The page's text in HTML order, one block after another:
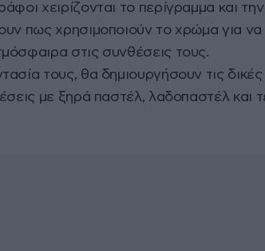
χειρίζονται το περίγραμμα και
πως χρησιμοποιούν το χρώμα για να
στις συνθέσεις τους.
τους, θα δημιουργήσουν τις
με ξηρά παστέλ, λαδοπαστέλ και